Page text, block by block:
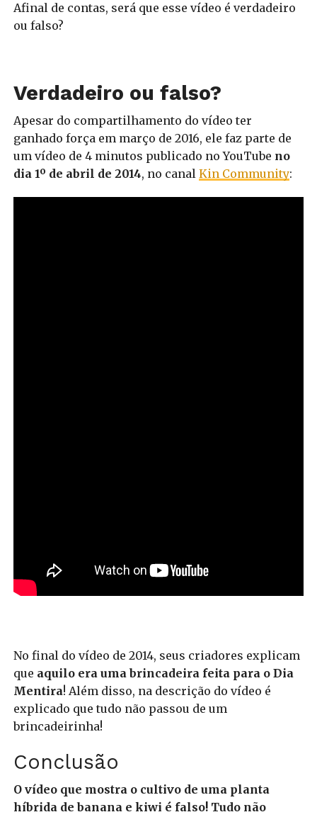
Afinal de contas, será que esse vídeo é verdadeiro
ou falso?
Verdadeiro ou falso?
Apesar do compartilhamento do vídeo ter
ganhado força em março de 2016, ele faz parte de
um vídeo de 4 minutos publicado no YouTube no
dia 1º de abril de 2014, no canal Kin Community:
No final do vídeo de 2014, seus criadores explicam
que aquilo era uma brincadeira feita para o Dia
Mentira! Além disso, na descrição do vídeo é
explicado que tudo não passou de um
brincadeirinha!
Conclusão
O vídeo que mostra o cultivo de uma planta
híbrida de banana e kiwi é falso! Tudo não